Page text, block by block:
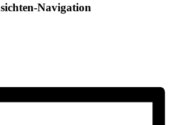
Navigation